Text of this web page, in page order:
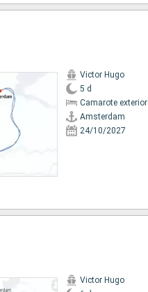
Victor Hugo
5 d
Camarote exterior
Amsterdam
24/10/2027
Victor Hugo